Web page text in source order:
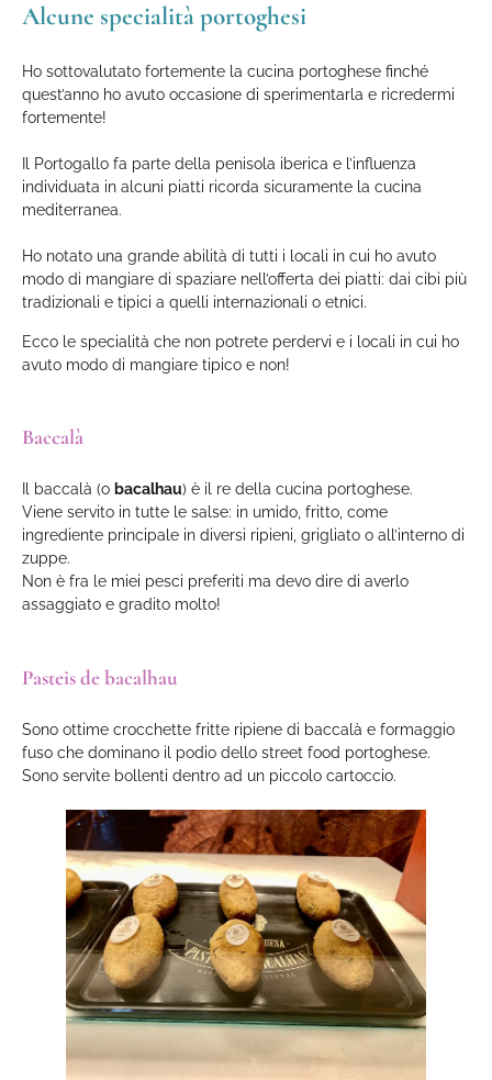
Alcune specialità portoghesi
Ho sottovalutato fortemente la cucina portoghese finché
quest’anno ho avuto occasione di sperimentarla e ricredermi
fortemente!
Il Portogallo fa parte della penisola iberica e l’influenza
individuata in alcuni piatti ricorda sicuramente la cucina
mediterranea.
Ho notato una grande abilità di tutti i locali in cui ho avuto
modo di mangiare di spaziare nell’offerta dei piatti: dai cibi più
tradizionali e tipici a quelli internazionali o etnici.
Ecco le specialità che non potrete perdervi e i locali in cui ho
avuto modo di mangiare tipico e non!
Baccalà
Il baccalà (o bacalhau) è il re della cucina portoghese.
Viene servito in tutte le salse: in umido, fritto, come
ingrediente principale in diversi ripieni, grigliato o all’interno di
zuppe.
Non è fra le miei pesci preferiti ma devo dire di averlo
assaggiato e gradito molto!
Pasteis de bacalhau
Sono ottime crocchette fritte ripiene di baccalà e formaggio
fuso che dominano il podio dello street food portoghese.
Sono servite bollenti dentro ad un piccolo cartoccio.